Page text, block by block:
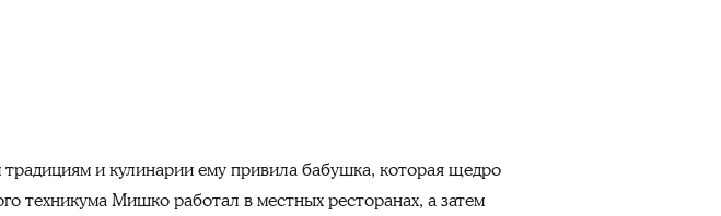
и кулинарии ему привила бабушка, которая щедро
техникума Мишко работал в местных ресторанах, а затем